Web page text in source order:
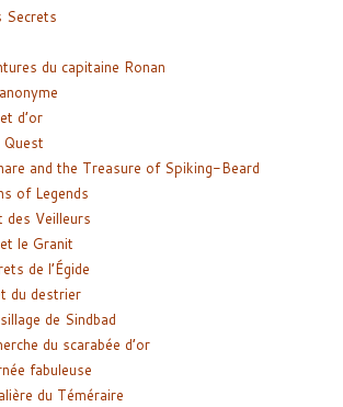
Secrets
du capitaine Ronan
d’or
and the Treasure of Spiking-Beard
of Legends
des Veilleurs
le Granit
de l’Égide
du destrier
de Sindbad
du scarabée d’or
fabuleuse
du Téméraire